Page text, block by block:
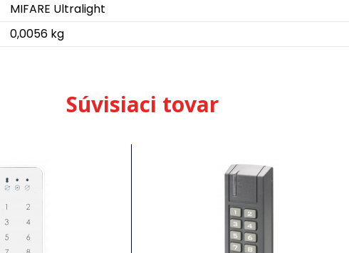
MIFARE Ultralight
0,0056 kg
Súvisiaci tovar